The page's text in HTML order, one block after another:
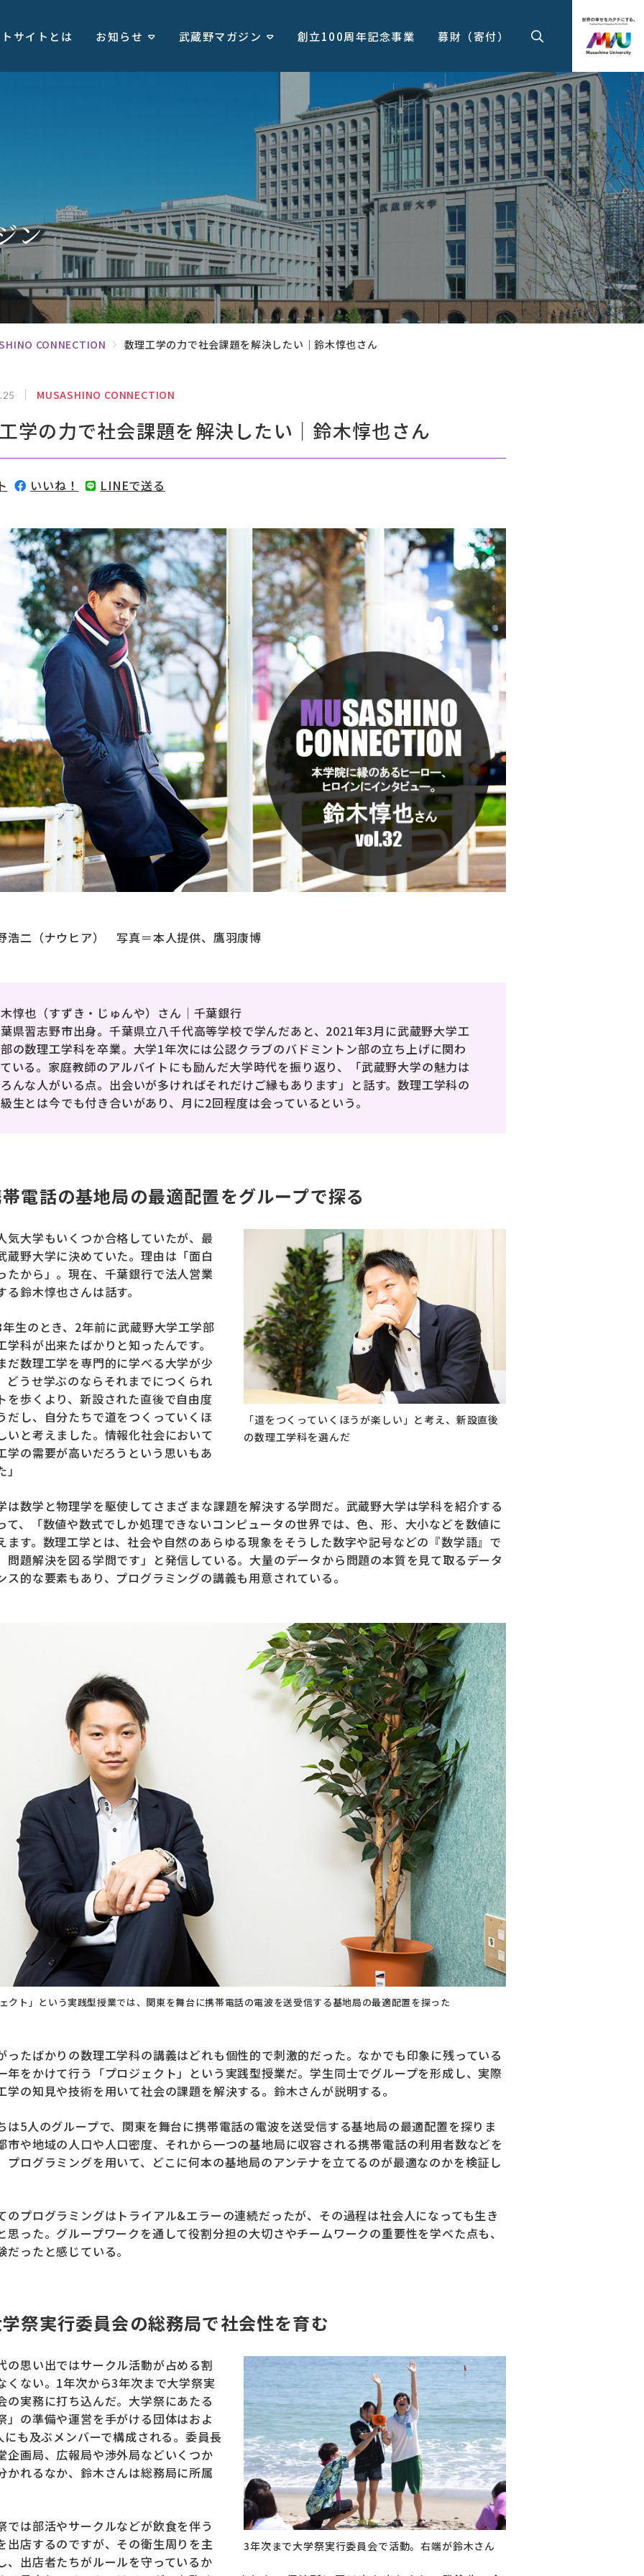
サイトとは お知らせ 武蔵野マガジン 創立100周年記念事業 募財（寄付）
ン
CONNECTION 数理工学の力で社会課題を解決したい｜鈴木惇也さん
MUSASHINO CONNECTION
学の力で社会課題を解決したい｜鈴木惇也さん
いいね！ LINEで送る
浩二（ナウヒア） 写真＝本人提供、鷹羽康博
惇也（すずき・じゅんや）さん｜千葉銀行
県習志野市出身。千葉県立八千代高等学校で学んだあと、2021年3月に武蔵野大学工
の数理工学科を卒業。大学1年次には公認クラブのバドミントン部の立ち上げに関わ
いる。家庭教師のアルバイトにも励んだ大学時代を振り返り、「武蔵野大学の魅力は
んな人がいる点。出会いが多ければそれだけご縁もあります」と話す。数理工学科の
生とは今でも付き合いがあり、月に2回程度は会っているという。
電話の基地局の最適配置をグループで探る
「道をつくっていくほうが楽しい」と考え、新設直後
の数理工学科を選んだ
気大学もいくつか合格していたが、最
蔵野大学に決めていた。理由は「面白
たから」。現在、千葉銀行で法人営業
る鈴木惇也さんは話す。
生のとき、2年前に武蔵野大学工学部
学科が出来たばかりと知ったんです。
だ数理工学を専門的に学べる大学が少
どうせ学ぶのならそれまでにつくられ
を歩くより、新設された直後で自由度
だし、自分たちで道をつくっていくほ
いと考えました。情報化社会において
学の需要が高いだろうという思いもあ
は数学と物理学を駆使してさまざまな課題を解決する学問だ。武蔵野大学は学科を紹介する
て、「数値や数式でしか処理できないコンピュータの世界では、色、形、大小などを数値に
ます。数理工学とは、社会や自然のあらゆる現象をそうした数字や記号などの『数学語』で
問題解決を図る学問です」と発信している。大量のデータから問題の本質を見て取るデータ
ス的な要素もあり、プログラミングの講義も用意されている。
クト」という実践型授業では、関東を舞台に携帯電話の電波を送受信する基地局の最適配置を探った
ったばかりの数理工学科の講義はどれも個性的で刺激的だった。なかでも印象に残っている
年をかけて行う「プロジェクト」という実践型授業だ。学生同士でグループを形成し、実際
学の知見や技術を用いて社会の課題を解決する。鈴木さんが説明する。
は5人のグループで、関東を舞台に携帯電話の電波を送受信する基地局の最適配置を探りま
市や地域の人口や人口密度、それから一つの基地局に収容される携帯電話の利用者数などを
プログラミングを用いて、どこに何本の基地局のアンテナを立てるのが最適なのかを検証し
のプログラミングはトライアル&エラーの連続だったが、その過程は社会人になっても生き
思った。グループワークを通して役割分担の大切さやチームワークの重要性を学べた点も、
だったと感じている。
祭実行委員会の総務局で社会性を育む
3年次まで大学祭実行委員会で活動。右端が鈴木さん
の思い出ではサークル活動が占める割
くない。1年次から3年次まで大学祭実
の実務に打ち込んだ。大学祭にあたる
」の準備や運営を手がける団体はおよ
にも及ぶメンバーで構成される。委員長
企画局、広報局や渉外局などいくつか
かれるなか、鈴木さんは総務局に所属
では部活やサークルなどが飲食を伴う
出店するのですが、その衛生周りを主
、出店者たちがルールを守っているか